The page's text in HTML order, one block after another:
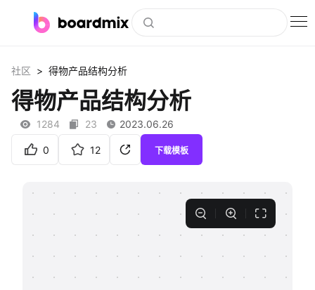
社区资源
下载
私有化部署
支持
社区 > 得物产品结构分析
得物产品结构分析
1284 23 2023.06.26
0 12 下载模板